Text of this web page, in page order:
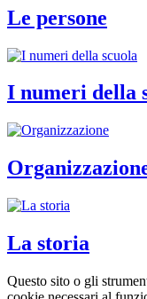
Le persone
I numeri della
La storia
Questo sito o gli